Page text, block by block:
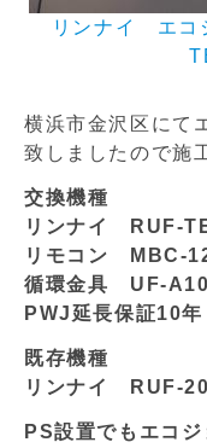
リンナイ エコ
横浜市金沢区にて
致しましたので施
交換機種
リンナイ RUF-
リモコン MBC-
循環金具 UF-
PWJ延長保証10年
既存機種
リンナイ RUF-
PS設置でもエコジ